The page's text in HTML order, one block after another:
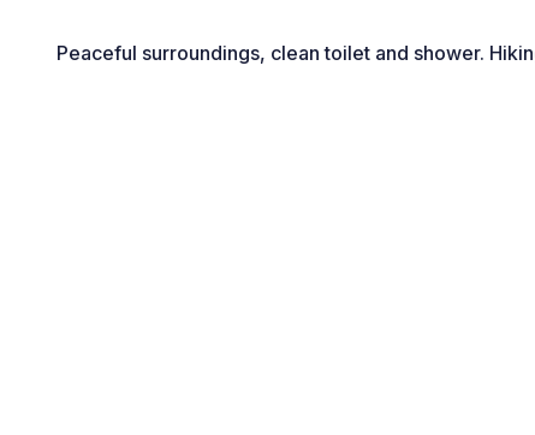
Peaceful surroundings, clean toilet and shower.